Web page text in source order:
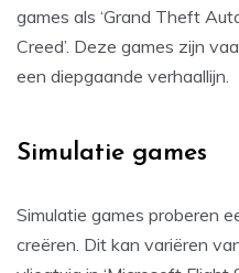
games als ‘Grand Theft
Creed’. Deze games zijn
een diepgaande verhaallijn.
Simulatie games
Simulatie games proberen
creëren. Dit kan variëren